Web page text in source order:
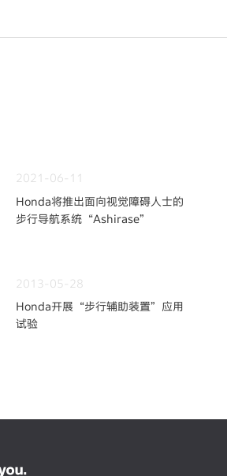
2021-06-11
Honda将推出面向视觉障碍人士的
步行导航系统“Ashirase”
2013-05-28
Honda开展“步行辅助装置”应用
试验